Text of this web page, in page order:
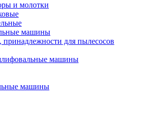
и молотки
машины
для пылесосов
машины
машины